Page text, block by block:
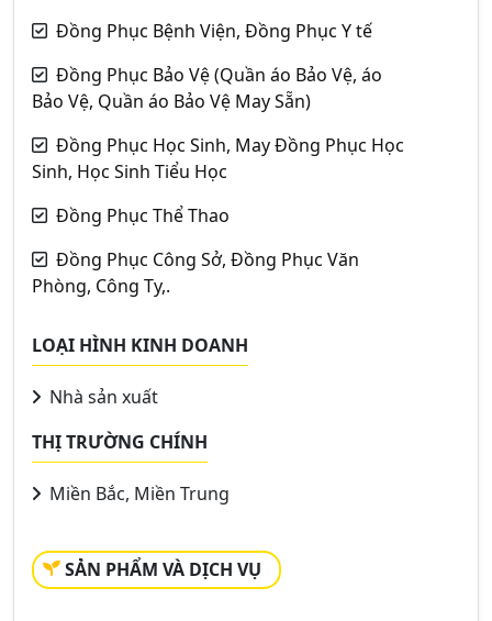
Đồng Phục Bệnh Viện, Đồng Phục Y tế
Đồng Phục Bảo Vệ (Quần áo Bảo Vệ, áo
Bảo Vệ, Quần áo Bảo Vệ May Sẵn)
Đồng Phục Học Sinh, May Đồng Phục Học
Sinh, Học Sinh Tiểu Học
Đồng Phục Thể Thao
Đồng Phục Công Sở, Đồng Phục Văn
Phòng, Công Ty,.
LOẠI HÌNH KINH DOANH
Nhà sản xuất
THỊ TRƯỜNG CHÍNH
Miền Bắc, Miền Trung
SẢN PHẨM VÀ DỊCH VỤ